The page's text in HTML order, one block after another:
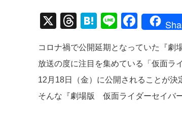
X
T
e
a
d
s
H
e
n
a
Li
e
F
c
e
b
o
コロナ禍で公開延期となっていた『
放送の度に注目を集めている「仮面ラ
12月18日（金）に公開されることが決
そんな『劇場版 仮面ライダーセイバ